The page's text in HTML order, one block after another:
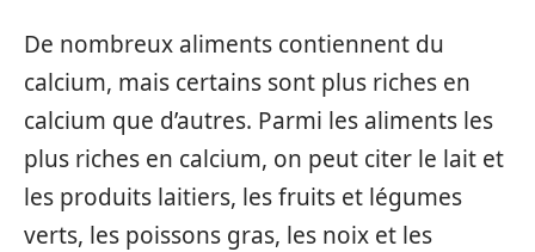
De nombreux aliments contiennent du
calcium, mais certains sont plus riches en
calcium que d’autres. Parmi les aliments les
plus riches en calcium, on peut citer le lait et
les produits laitiers, les fruits et légumes
verts, les poissons gras, les noix et les